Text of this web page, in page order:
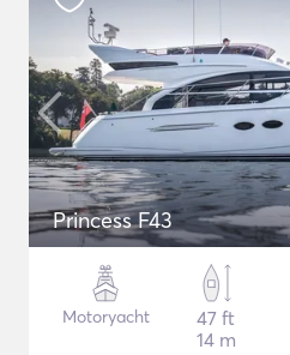
Princess F43
Motoryacht
47 ft
14 m